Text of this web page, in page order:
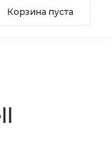
Корзина пуста